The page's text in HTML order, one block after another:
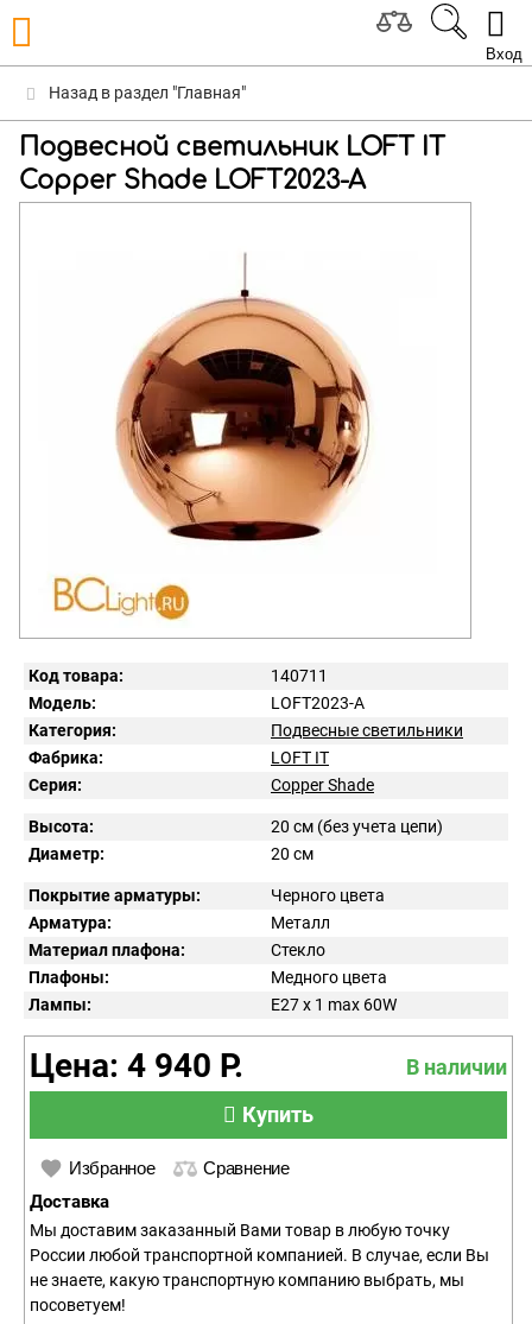
Вход
Назад в раздел "Главная"
Подвесной светильник LOFT IT
Copper Shade LOFT2023-A
Код товара:
140711
Модель:
LOFT2023-A
Категория:
Подвесные светильники
Фабрика:
LOFT IT
Серия:
Copper Shade
Высота:
20 см (без учета цепи)
Диаметр:
20 см
Покрытие арматуры:
Черного цвета
Арматура:
Металл
Материал плафона:
Стекло
Плафоны:
Медного цвета
Лампы:
E27 x 1 max 60W
Цена: 4 940 Р.
В наличии
Купить
Избранное Сравнение
Доставка
Мы доставим заказанный Вами товар в любую точку
России любой транспортной компанией. В случае, если Вы
не знаете, какую транспортную компанию выбрать, мы
посоветуем!